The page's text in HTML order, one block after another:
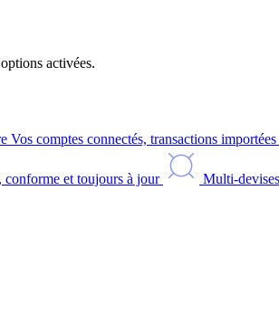
activées.
Vos comptes connectés, transactions
conforme et toujours à jour Multi-devises